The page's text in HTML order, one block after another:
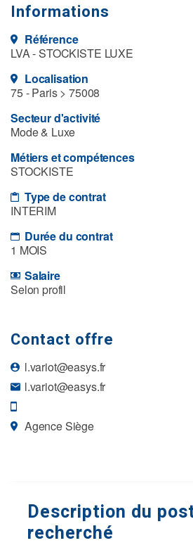
Informations
Référence
LVA - STOCKISTE LUXE
Localisation
75 - Paris > 75008
Secteur d'activité
Mode & Luxe
Métiers et compétences
STOCKISTE
Type de contrat
INTERIM
Durée du contrat
1 MOIS
Salaire
Selon profil
Contact offre
l.variot@easys.fr
l.variot@easys.fr
Agence Siège
Description du
recherché